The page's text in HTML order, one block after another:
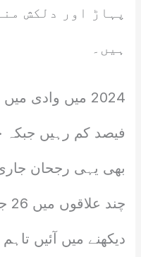
پہاڑ اور دلکش
ہیں۔
بھی یہی رجحان
دیکھنے میں آئیں